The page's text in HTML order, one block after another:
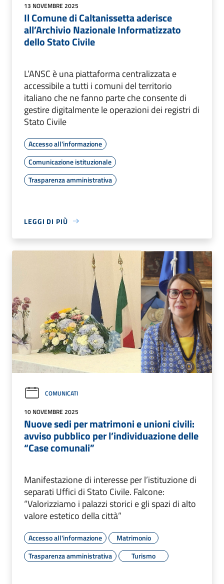
13 NOVEMBRE 2025
Il Comune di Caltanissetta aderisce
all’Archivio Nazionale Informatizzato
dello Stato Civile
L’ANSC è una piattaforma centralizzata e
accessibile a tutti i comuni del territorio
italiano che ne fanno parte che consente di
gestire digitalmente le operazioni dei registri di
Stato Civile
Accesso all'informazione
Comunicazione istituzionale
Trasparenza amministrativa
LEGGI DI PIÙ
COMUNICATI
10 NOVEMBRE 2025
Nuove sedi per matrimoni e unioni civili:
avviso pubblico per l’individuazione delle
“Case comunali”
Manifestazione di interesse per l’istituzione di
separati Uffici di Stato Civile. Falcone:
“Valorizziamo i palazzi storici e gli spazi di alto
valore estetico della città”
Accesso all'informazione
Matrimonio
Trasparenza amministrativa
Turismo